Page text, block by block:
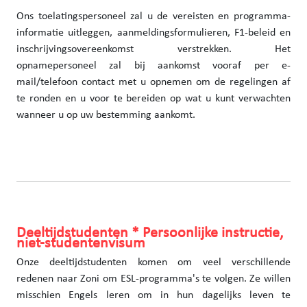
Ons toelatingspersoneel zal u de vereisten en programma-
informatie uitleggen, aanmeldingsformulieren, F1-beleid en
inschrijvingsovereenkomst verstrekken. Het
opnamepersoneel zal bij aankomst vooraf per e-
mail/telefoon contact met u opnemen om de regelingen af
te ronden en u voor te bereiden op wat u kunt verwachten
wanneer u op uw bestemming aankomt.
Deeltijdstudenten * Persoonlijke instructie,
niet-studentenvisum
Onze deeltijdstudenten komen om veel verschillende
redenen naar Zoni om ESL-programma's te volgen. Ze willen
misschien Engels leren om in hun dagelijks leven te